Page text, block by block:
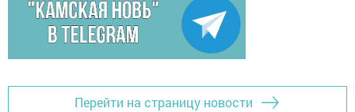
Перейти на страницу новости